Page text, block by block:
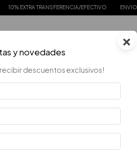
TRANSFERENCIA/EFECTIVO ENVIOS GRATIS
×
y novedades
descuentos exclusivos!